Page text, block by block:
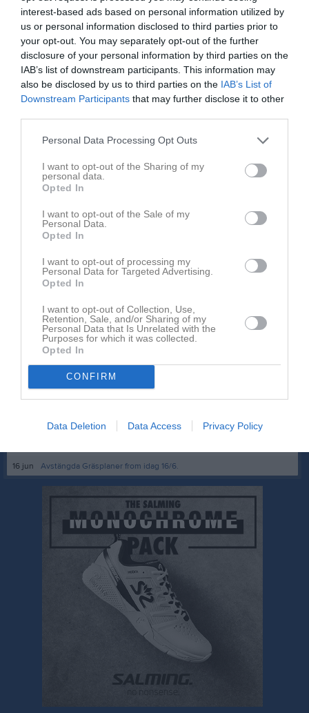
interest-based ads based on personal information utilized by
us or personal information disclosed to third parties prior to
your opt-out. You may separately opt-out of the further
disclosure of your personal information by third parties on the
IAB’s list of downstream participants. This information may
also be disclosed by us to third parties on the IAB’s List of
Downstream Participants that may further disclose it to other
Personal Data Processing Opt Outs
I want to opt-out of the Sharing of my
personal data.
Opted In
I want to opt-out of the Sale of my
Personal Data.
Opted In
I want to opt-out of processing my
Personal Data for Targeted Advertising.
Opted In
I want to opt-out of Collection, Use,
Retention, Sale, and/or Sharing of my
Personal Data that Is Unrelated with the
Purposes for which it was collected.
Opted In
CONFIRM
Data Deletion Data Access Privacy Policy
Kansliet stängt Torsdag 6/8-26 ÖIF-dagen 15/8 Arbetspass
kommentarer
18 mar
Carl Sundström
Hej , vi från p19 kan tyvärr ej närvara idag . Om vi får
önska något så önskar vi 2 tider , en söndag och en
Rapportera
Jessica Lundström
Hej, vore bra om ni kunde kanske skicka någon förälder el
och Gotis. Men ni gör så gott ni kan.
Rapportera
Du måste logga in för att kommentera
Logga in
Närvarorapportering/LOKstödet VT 2026!
16 jun
Avstängda Gräsplaner from idag 16/6.